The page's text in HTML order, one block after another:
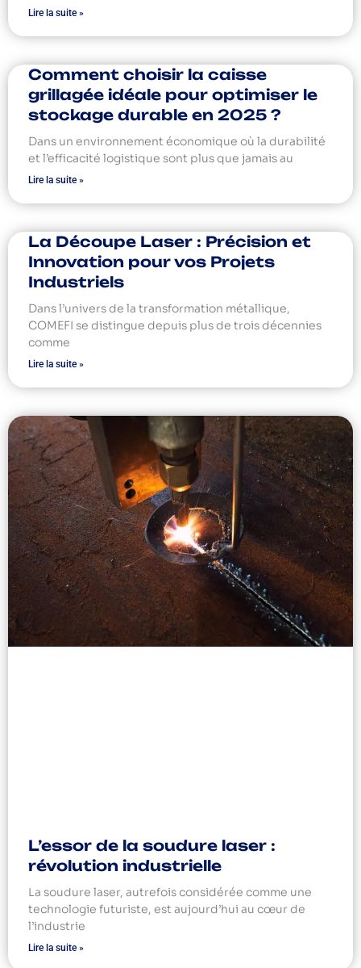
Lire la suite »
Comment choisir la caisse
grillagée idéale pour optimiser le
stockage durable en 2025 ?
Dans un environnement économique où la durabilité
et l’efficacité logistique sont plus que jamais au
Lire la suite »
La Découpe Laser : Précision et
Innovation pour vos Projets
Industriels
Dans l’univers de la transformation métallique,
COMEFI se distingue depuis plus de trois décennies
comme
Lire la suite »
L’essor de la soudure laser :
révolution industrielle
La soudure laser, autrefois considérée comme une
technologie futuriste, est aujourd’hui au cœur de
l’industrie
Lire la suite »